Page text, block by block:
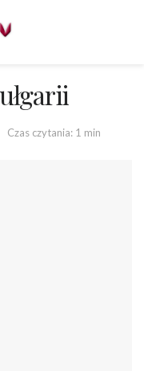
Czas czytania: 1 min